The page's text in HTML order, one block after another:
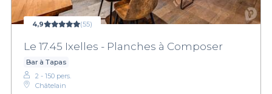
4,9 (55)
Le 17.45 Ixelles - Planches à Composer
Bar à Tapas
2 - 150 pers.
Châtelain